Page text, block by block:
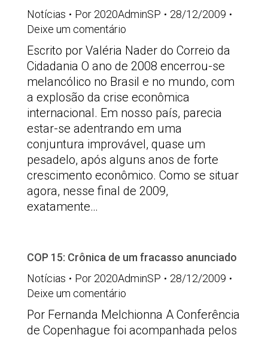
Notícias
Por 2020AdminSP
28/12/2009
Deixe um comentário
Escrito por Valéria Nader do Correio da
Cidadania O ano de 2008 encerrou-se
melancólico no Brasil e no mundo, com
a explosão da crise econômica
internacional. Em nosso país, parecia
estar-se adentrando em uma
conjuntura improvável, quase um
pesadelo, após alguns anos de forte
crescimento econômico. Como se situar
agora, nesse final de 2009,
exatamente…
COP 15: Crônica de um fracasso anunciado
Notícias
Por 2020AdminSP
28/12/2009
Deixe um comentário
Por Fernanda Melchionna A Conferência
de Copenhague foi acompanhada pelos